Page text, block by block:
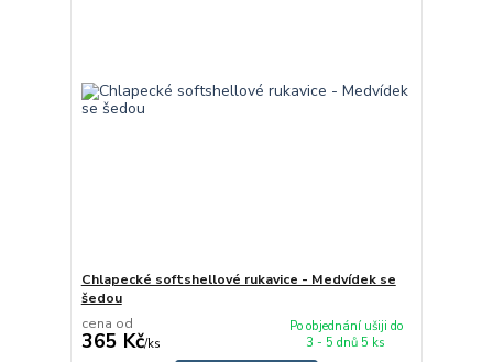
Chlapecké softshellové rukavice - Medvídek se
šedou
cena od
365 Kč/ks
Po objednání ušiji do
3 - 5 dnů 5 ks